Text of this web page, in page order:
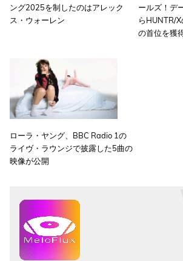
ング2025を制したのはアレック
ス・ウォーレン
ールズ！デ
らHUNTR/
の首位を獲
ローラ・ヤング、BBC Radio 1の
ライヴ・ラウンジで披露した5曲の
映像が公開